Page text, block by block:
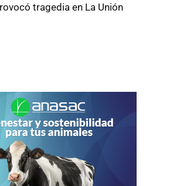
tragedia en La Unión